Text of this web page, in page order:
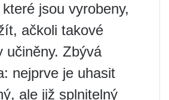
jsou vyrobeny,
ačkoli takové
učiněny. Zbývá
nejprve je uhasit
ale již splnitelný